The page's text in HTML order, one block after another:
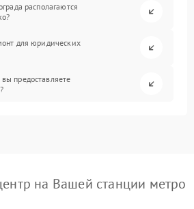
располагаются
для юридических
предоставляете
на Вашей станции метро